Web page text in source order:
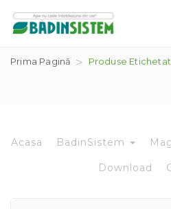
Prima Pagină Produse
Acasa BadinSistem
Download